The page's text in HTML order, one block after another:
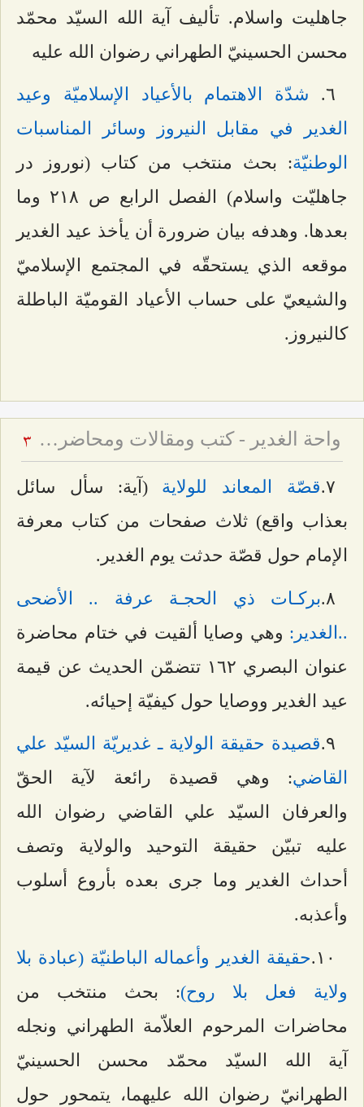
جاهليت واسلام. تأليف آية الله السيّد محمّد
محسن الحسينيّ الطهراني رضوان الله عليه
٦.
شدّة الاهتمام بالأعياد الإسلاميّة وعيد
الغدير في مقابل النيروز وسائر المناسبات
الوطنيّة: بحث منتخب من كتاب (نوروز در
جاهليّت واسلام) الفصل الرابع ص ٢۱۸ وما
بعدها. وهدفه بيان ضرورة أن يأخذ عيد الغدير
موقعه الذي يستحقّه في المجتمع الإسلاميّ
والشيعيّ على حساب الأعياد القوميّة الباطلة
كالنيروز.
واحة الغدير - كتب ومقالات ومحاضرات حول عيد الغدير 3
۷. قصّة المعاند للولاية (آية: سأل سائل
بعذاب واقع) ثلاث صفحات من كتاب معرفة
الإمام حول قصّة حدثت يوم الغدير.
۸. بركـات ذي الحجـة عرفة .. الأضحى
..الغدير: وهي وصايا ألقيت في ختام محاضرة
عنوان البصري ۱٦٢ تتضمّن الحديث عن قيمة
عيد الغدير ووصايا حول كيفيّة إحيائه.
٩. قصيدة حقيقة الولاية ـ غديريّة السيّد علي
القاضي: وهي قصيدة رائعة لآية الحقّ
والعرفان السيّد علي القاضي رضوان الله
عليه تبيّن حقيقة التوحيد والولاية وتصف
أحداث الغدير وما جرى بعده بأروع أسلوب
وأعذبه.
۱۰. حقيقة الغدير وأعماله الباطنيّة (عبادة بلا
ولاية فعل بلا روح): بحث منتخب من
محاضرات المرحوم العلاّمة الطهراني ونجله
آية الله السيّد محمّد محسن الحسينيّ
الطهرانيّ رضوان الله عليهما، يتمحور حول